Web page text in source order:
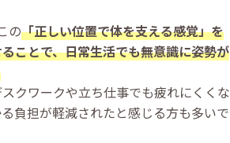
の「正しい位置で体を支える感覚」を
ことで、日常生活でも無意識に姿勢が
クワークや立ち仕事でも疲れにくくな
負担が軽減されたと感じる方も多いで